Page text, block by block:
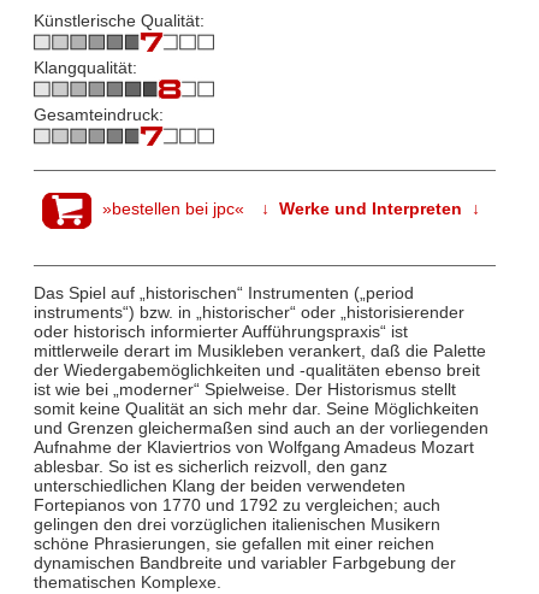
Künstlerische Qualität:
Klangqualität:
Gesamteindruck:
»bestellen bei jpc« ↓ Werke und Interpreten ↓
Das Spiel auf „historischen“ Instrumenten („period
instruments“) bzw. in „historischer“ oder „historisierender
oder historisch informierter Aufführungspraxis“ ist
mittlerweile derart im Musikleben verankert, daß die Palette
der Wiedergabemöglichkeiten und -qualitäten ebenso breit
ist wie bei „moderner“ Spielweise. Der Historismus stellt
somit keine Qualität an sich mehr dar. Seine Möglichkeiten
und Grenzen gleichermaßen sind auch an der vorliegenden
Aufnahme der Klaviertrios von Wolfgang Amadeus Mozart
ablesbar. So ist es sicherlich reizvoll, den ganz
unterschiedlichen Klang der beiden verwendeten
Fortepianos von 1770 und 1792 zu vergleichen; auch
gelingen den drei vorzüglichen italienischen Musikern
schöne Phrasierungen, sie gefallen mit einer reichen
dynamischen Bandbreite und variabler Farbgebung der
thematischen Komplexe.